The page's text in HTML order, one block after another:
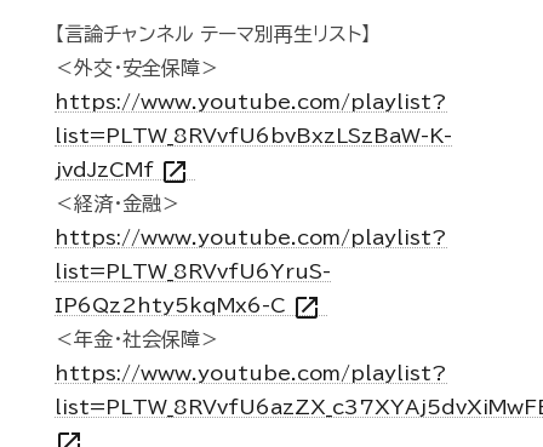
【言論チャンネル テーマ別再生リスト】
＜外交・安全保障＞
https://www.youtube.com/playlist?
list=PLTW_8RVvfU6bvBxzLSzBaW-K-
jvdJzCMf open_in_new
＜経済・金融＞
https://www.youtube.com/playlist?
list=PLTW_8RVvfU6YruS-
IP6Qz2hty5kqMx6-C open_in_new
＜年金・社会保障＞
https://www.youtube.com/playlist?